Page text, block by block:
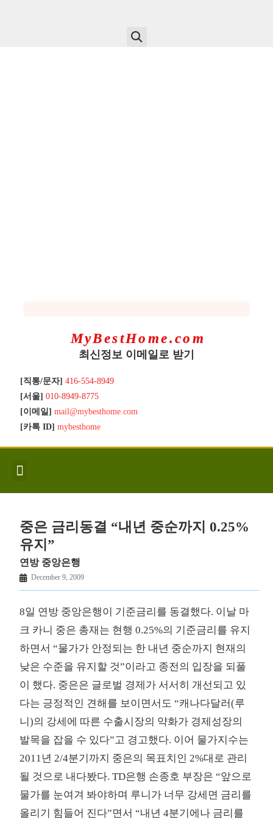
MyBestHome.com
최신정보 이메일로 받기
[직통/문자] 416-554-8949
[서울] 010-8949-8775
[이메일] mail@mybesthome.com
[카톡 ID] mybesthome
중은 금리동결 “내년 중순까지 0.25%
유지”
연방 중앙은행
December 9, 2009
8일 연방 중앙은행이 기준금리를 동결했다. 이날 마
크 카니 중은 총재는 현행 0.25%의 기준금리를 유지
하면서 “물가가 안정되는 한 내년 중순까지 현재의
낮은 수준을 유지할 것”이라고 종전의 입장을 되풀
이 했다. 중은은 글로벌 경제가 서서히 개선되고 있
다는 긍정적인 견해를 보이면서도 “캐나다달러(루
니)의 강세에 따른 수출시장의 약화가 경제성장의
발목을 잡을 수 있다”고 경고했다. 이어 물가지수는
2011년 2/4분기까지 중은의 목표치인 2%대로 관리
될 것으로 내다봤다. TD은행 손종호 부장은 “앞으로
물가를 눈여겨 봐야하며 루니가 너무 강세면 금리를
올리기 힘들어 진다”면서 “내년 4분기에나 금리를